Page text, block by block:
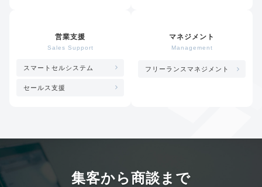
営業支援
Sales Support
スマートセルシステム
セールス支援
マネジメント
Management
フリーランスマネジメント
集客から商談まで